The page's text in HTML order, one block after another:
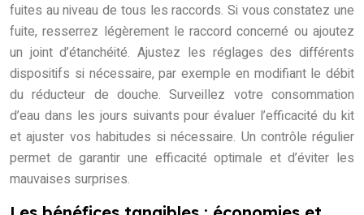
fuites au niveau de tous les raccords. Si vous constatez une
fuite, resserrez légèrement le raccord concerné ou ajoutez
un joint d’étanchéité. Ajustez les réglages des différents
dispositifs si nécessaire, par exemple en modifiant le débit
du réducteur de douche. Surveillez votre consommation
d’eau dans les jours suivants pour évaluer l’efficacité du kit
et ajuster vos habitudes si nécessaire. Un contrôle régulier
permet de garantir une efficacité optimale et d’éviter les
mauvaises surprises.